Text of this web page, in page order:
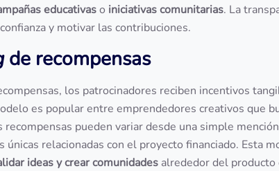
educativaso iniciativas comunitarias. La
y motivar las contribuciones.
de recompensas
los patrocinadores reciben incentivos
es popular entre emprendedores creativos que
recompensas pueden variar desde una simple
únicas relacionadas con el proyecto financiado. Esta
ideas y crear comunidades alrededor del